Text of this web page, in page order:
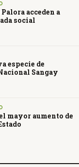
acceden a
social
especie de
Sangay
mayor aumento de